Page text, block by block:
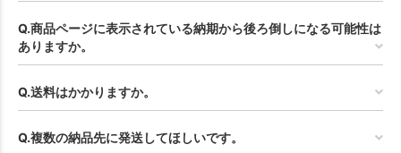
Q.商品ページに表示されている納期から後ろ倒しになる可能性は
ありますか。
Q.送料はかかりますか。
Q.複数の納品先に発送してほしいです。